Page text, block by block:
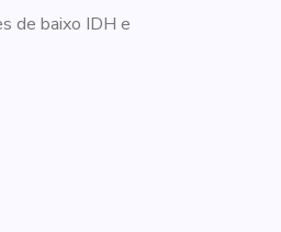
de baixo IDH e